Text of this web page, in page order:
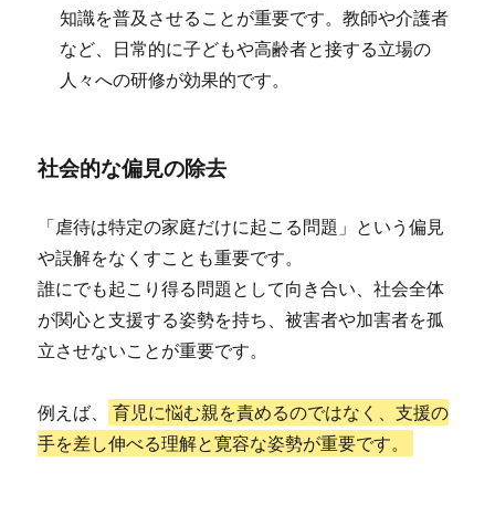
知識を普及させることが重要です。教師や介護者
など、日常的に子どもや高齢者と接する立場の
人々への研修が効果的です。
社会的な偏見の除去
「虐待は特定の家庭だけに起こる問題」という偏見
や誤解をなくすことも重要です。
誰にでも起こり得る問題として向き合い、社会全体
が関心と支援する姿勢を持ち、被害者や加害者を孤
立させないことが重要です。
例えば、
育児に悩む親を責めるのではなく、支援の
手を差し伸べる理解と寛容な姿勢が重要です。